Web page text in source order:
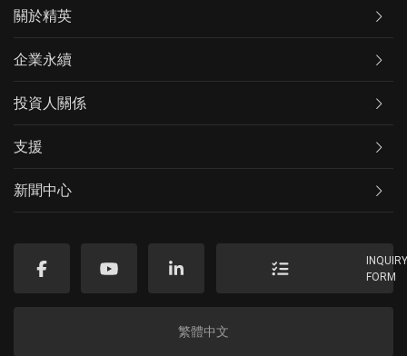
關於精英
企業永續
投資人關係
支援
新聞中心
FORM
繁體中文